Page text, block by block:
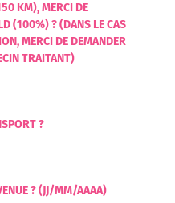
KM), MERCI DE
(100%) ? (DANS LE CAS
MERCI DE DEMANDER
TRAITANT)
?
? (JJ/MM/AAAA)